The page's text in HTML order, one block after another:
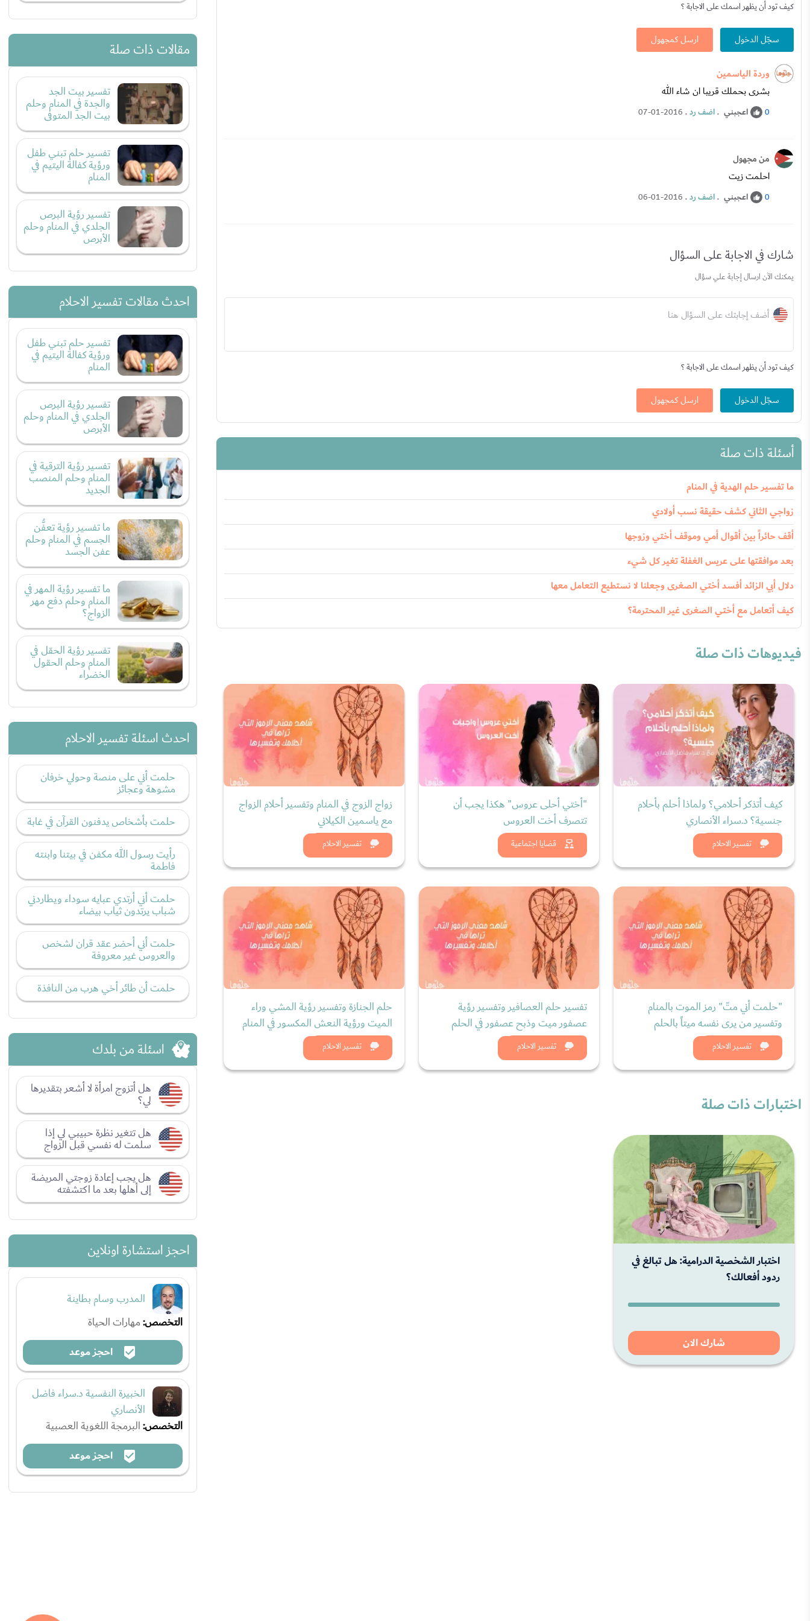
كيف تود أن يظهر اسمك على الاجابة ؟
سجّل الدخول ارسل كمجهول
وردة الياسمين
بشرى بحملك قريبا ان شاء الله
0 اعجبني .اضف رد.
07-01-2016
من مجهول
احلمت زيت
0 اعجبني .اضف رد.
06-01-2016
شارك في الاجابة على السؤال
يمكنك الآن ارسال إجابة علي سؤال
أضف إجابتك على السؤال هنا
كيف تود أن يظهر اسمك على الاجابة ؟
سجّل الدخول ارسل كمجهول
أسئلة ذات صلة
ما تفسير حلم الهدية في المنام
زواجي الثاني كشف حقيقة نسب أولادي
أقف حائراً بين أقوال أمي وموقف أختي وزوجها
بعد موافقتها على عريس الغفلة تغير كل شيء
دلال أبي الزائد أفسد أختي الصغرى وجعلنا لا نستطيع التعامل معها
كيف أتعامل مع أختي الصغرى غير المحترمة؟
فيديوهات ذات صلة
تفسير الاحلام
كيف أتذكر أحلامي؟ ولماذا أحلم بأحلام
جنسية؟ د.سراء الأنصاري
شاهد الان
قضايا اجتماعية
"أختي أحلى عروس" هكذا يجب أن
تتصرف أخت العروس
شاهد الان
تفسير الاحلام
زواج الزوج في المنام وتفسير أحلام الزواج
مع ياسمين الكيلاني
شاهد الان
تفسير الاحلام
"حلمت أني متّ" رمز الموت بالمنام
وتفسير من يرى نفسه ميتاً بالحلم
شاهد الان
تفسير الاحلام
تفسير حلم العصافير وتفسير رؤية
عصفور ميت وذبح عصفور في الحلم
شاهد الان
تفسير الاحلام
حلم الجنازة وتفسير رؤية المشي وراء
الميت ورؤية النعش المكسور في المنام
شاهد الان
اختبارات ذات صلة
اختبار الشخصية الدرامية: هل تبالغ في
ردود أفعالك؟
شارك الان
مقالات ذات صلة
تفسير بيت الجد
والجدة في المنام وحلم
بيت الجد المتوفى
تفسير حلم تبني طفل
ورؤية كفالة اليتيم في
المنام
تفسير رؤية البرص
الجلدي في المنام وحلم
الأبرص
احدث مقالات تفسير الاحلام
تفسير حلم تبني طفل
ورؤية كفالة اليتيم في
المنام
تفسير رؤية البرص
الجلدي في المنام وحلم
الأبرص
تفسير رؤية الترقية في
المنام وحلم المنصب
الجديد
ما تفسير رؤية تعفُّن
الجسم في المنام وحلم
عفن الجسد
ما تفسير رؤية المهر في
المنام وحلم دفع مهر
الزواج؟
تفسير رؤية الحقل في
المنام وحلم الحقول
الخضراء
احدث اسئلة تفسير الاحلام
حلمت أني على منصة وحولي خرفان
مشوهة وعجائز
حلمت بأشخاص يدفنون القرآن في غابة
رأيت رسول الله مكفن في بيتنا وابنته
فاطمة
حلمت أني أرتدي عبايه سوداء ويطاردني
شباب يرتدون ثياب بيضاء
حلمت أني أحضر عقد قران لشخص
والعروس غير معروفة
حلمت أن طائر أخي هرب من النافذة
اسئلة من بلدك
هل أتزوج امرأة لا أشعر بتقديرها
لي؟
هل تتغير نظرة حبيبي لي إذا
سلمت له نفسي قبل الزواج
هل يجب إعادة زوجتي المريضة
إلى أهلها بعد ما اكتشفته
احجز استشارة اونلاين
المدرب وسام بطاينة
التخصص:مهارات الحياة
احجز موعد
الخبيرة النفسية د.سراء فاضل
الأنصاري
التخصص:البرمجة اللغوية العصبية
احجز موعد